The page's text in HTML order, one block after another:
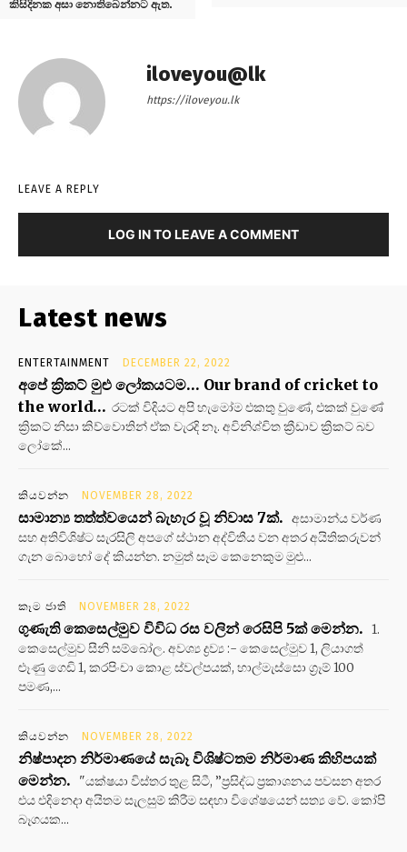
කිසිදිනක අසා නොතිබෙන්නට ඇත.
iloveyou@lk
https://iloveyou.lk
LEAVE A REPLY
LOG IN TO LEAVE A COMMENT
Latest news
ENTERTAINMENT DECEMBER 22, 2022
අපේ ක්‍රිකට් මුළු ලෝකයටම… Our brand of cricket to
the world… රටක් විදියට අපි හැමෝම එකතු වුණේ, එකක් වුණේ
ක්‍රිකට් නිසා කිව්වොතින් ඒක වැරදි නෑ. අවිනිශ්චිත ක්‍රීඩාව ක්‍රිකට් බව
ලෝකේ...
කියවන්න NOVEMBER 28, 2022
සාමාන්‍ය තත්ත්වයෙන් බැහැර වූ නිවාස 7ක්. අසාමාන්ය වර්ණ
සහ අතිවිශිෂ්ට සැරසිලි අපගේ ස්ථාන අද්විතීය වන අතර අයිතිකරුවන්
ගැන බොහෝ දේ කියන්න. නමුත් සෑම කෙනෙකුම මුළු...
කෑම ජාති NOVEMBER 28, 2022
ගුණැති කෙසෙල්මුව විවිධ රස වලින් රෙසිපි 5ක් මෙන්න. 1.
කෙසෙල්මුව සීනි සම්බෝල. අවශ්‍ය ද්‍රව්‍ය :- කෙසෙල්මුව 1, ලියාගත්
ළූණු ගෙඩි 1, කරපිංචා කොළ ස්වල්පයක්, හාල්මැස්සො ග්‍රෑම් 100
පමණ,...
කියවන්න NOVEMBER 28, 2022
නිෂ්පාදන නිර්මාණයේ සැබෑ විශිෂ්ටතම නිර්මාණ කිහිපයක්
මෙන්න.
"යක්ෂයා විස්තර තුළ සිටී, ”ප්‍රසිද්ධ ප්‍රකාශනය පවසන අතර
එය එදිනෙදා අයිතම සැලසුම් කිරීම සඳහා විශේෂයෙන් සත්‍ය වේ. කෝපි
බෑගයක...